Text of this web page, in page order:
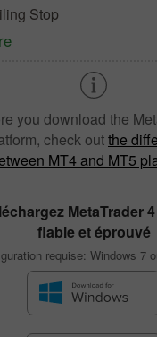
Stop
you download the
check outthe
MT4 and MT5
MetaTrader 4
fiable et éprouvé
requise: Windows 7